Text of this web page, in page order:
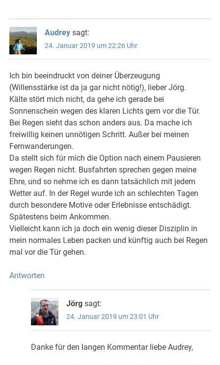
Audrey sagt:
24. Januar 2019 um 22:26 Uhr
Ich bin beeindruckt von deiner Überzeugung
(Willensstärke ist da ja gar nicht nötig!), lieber Jörg.
Kälte stört mich nicht, da gehe ich gerade bei
Sonnenschein wegen des klaren Lichts gern vor die Tür.
Bei Regen sieht das schon anders aus. Da mache ich
freiwillig keinen unnötigen Schritt. Außer bei meinen
Fernwanderungen.
Da stellt sich für mich die Option nach einem Pausieren
wegen Regen nicht. Busfahrten sprechen gegen meine
Ehre, und so nehme ich es dann tatsächlich mit jedem
Wetter auf. In der Regel wurde ich an schlechten Tagen
durch besondere Motive oder Erlebnisse entschädigt.
Spätestens beim Ankommen.
Vielleicht kann ich ja doch ein wenig dieser Disziplin in
mein normales Leben packen und künftig auch bei Regen
mal vor die Tür gehen.
Antworten
Jörg sagt:
24. Januar 2019 um 23:01 Uhr
Danke für den langen Kommentar liebe Audrey,